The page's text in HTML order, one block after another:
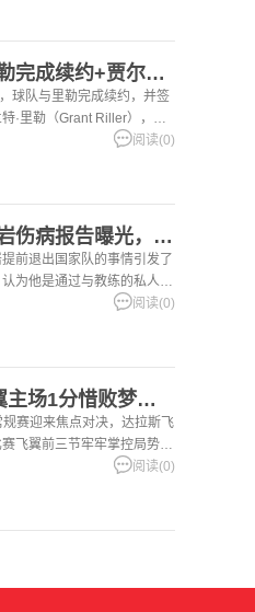
北控男篮官方：球队与里勒完成续约+贾尔斯加盟
球队与里勒完成续约，并签
·里勒（Grant Riller），美
2
阅读(0)
该道歉了！中国男篮高诗岩伤病报告曝光，真实情况令人心疼
前退出国家队的事情引发了
为他是通过与教练的私人关
阅读(0)
末节崩盘+致命犯规！飞翼主场1分惜败梦想 李月汝长时间出战状态低迷
赛迎来焦点对决，达拉斯飞
飞翼前三节牢牢掌控局势、
阅读(0)